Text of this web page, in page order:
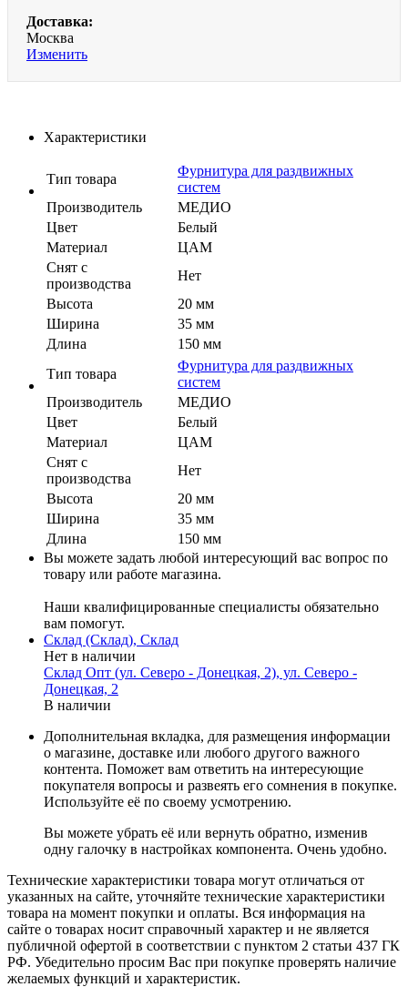
Доставка:
Москва
Изменить
Характеристики
Тип товара
Фурнитура для раздвижных
систем
Производитель
МЕДИО
Цвет
Белый
Материал
ЦАМ
Cнят с
производства
Нет
Высота
20 мм
Ширина
35 мм
Длина
150 мм
Тип товара
Фурнитура для раздвижных
систем
Производитель
МЕДИО
Цвет
Белый
Материал
ЦАМ
Cнят с
производства
Нет
Высота
20 мм
Ширина
35 мм
Длина
150 мм
Вы можете задать любой интересующий вас вопрос по
товару или работе магазина.
Наши квалифицированные специалисты обязательно
вам помогут.
Склад (Склад), Склад
Нет в наличии
Склад Опт (ул. Северо - Донецкая, 2), ул. Северо -
Донецкая, 2
В наличии
Дополнительная вкладка, для размещения информации
о магазине, доставке или любого другого важного
контента. Поможет вам ответить на интересующие
покупателя вопросы и развеять его сомнения в покупке.
Используйте её по своему усмотрению.
Вы можете убрать её или вернуть обратно, изменив
одну галочку в настройках компонента. Очень удобно.
Технические характеристики товара могут отличаться от
указанных на сайте, уточняйте технические характеристики
товара на момент покупки и оплаты. Вся информация на
сайте о товарах носит справочный характер и не является
публичной офертой в соответствии с пунктом 2 статьи 437 ГК
РФ. Убедительно просим Вас при покупке проверять наличие
желаемых функций и характеристик.